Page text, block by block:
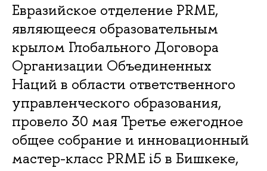
Евразийское отделение PRME,
являющееся образовательным
крылом Глобального Договора
Организации Объединенных
Наций в области ответственного
управленческого образования,
провело 30 мая Третье ежегодное
общее собрание и инновационный
мастер-класс PRME i5 в Бишкеке,